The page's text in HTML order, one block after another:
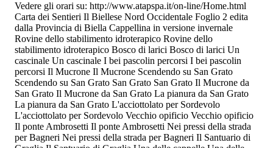
Vedere gli orari su: http://www.atapspa.it/on-line/Home.html
Carta dei Sentieri Il Biellese Nord Occidentale Foglio 2 edita
dalla Provincia di Biella Cappellina in versione invernale
Rovine dello stabilimento idroterapico Rovine dello
stabilimento idroterapico Bosco di larici Bosco di larici Un
cascinale Un cascinale I bei pascolin percorsi I bei pascolin
percorsi Il Mucrone Il Mucrone Scendendo su San Grato
Scendendo su San Grato San Grato San Grato Il Mucrone da
San Grato Il Mucrone da San Grato La pianura da San Grato
La pianura da San Grato L'acciottolato per Sordevolo
L'acciottolato per Sordevolo Vecchio opificio Vecchio opificio
Il ponte Ambrosetti Il ponte Ambrosetti Nei pressi della strada
per Bagneri Nei pressi della strada per Bagneri Il Santuario di